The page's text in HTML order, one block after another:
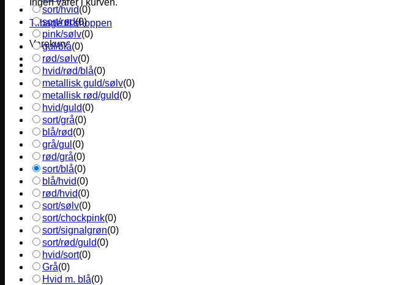
Ingen varer i kurven.
Tilbage til shoppen
Varekurv
sort/hvid(0)
sort/rød(0)
pink/sølv(0)
gul/blå(0)
rød/sølv(0)
hvid/rød/blå(0)
metallisk guld/sølv(0)
metallisk rød/guld(0)
hvid/guld(0)
sort/grå(0)
blå/rød(0)
grå/gul (0)
rød/grå(0)
sort/blå(0)
blå/hvid(0)
rød/hvid(0)
sort/sølv(0)
sort/chockpink(0)
sort/signalgrøn(0)
sort/rød/guld(0)
hvid/sort(0)
Grå(0)
Hvid m. blå(0)